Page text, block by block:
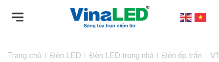
qua
dungTrang chủ Đèn LED Đèn LED trong nhà Đèn ốp trần